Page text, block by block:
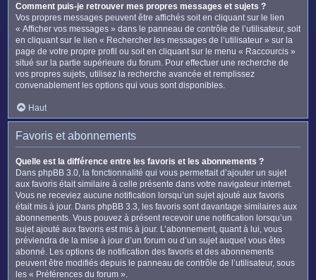
Comment puis-je retrouver mes propres messages et sujets ?
Vos propres messages peuvent être affichés soit en cliquant sur le lien
« Afficher vos messages » dans le panneau de contrôle de l’utilisateur, soit
en cliquant sur le lien « Rechercher les messages de l’utilisateur » sur la
page de votre propre profil ou soit en cliquant sur le menu « Raccourcis »
situé sur la partie supérieure du forum. Pour effectuer une recherche de
vos propres sujets, utilisez la recherche avancée et remplissez
convenablement les options qui vous sont disponibles.
Haut
Favoris et abonnements
Quelle est la différence entre les favoris et les abonnements ?
Dans phpBB 3.0, la fonctionnalité qui vous permettait d’ajouter un sujet
aux favoris était similaire à celle présente dans votre navigateur internet.
Vous ne receviez aucune notification lorsqu’un sujet ajouté aux favoris
était mis à jour. Dans phpBB 3.3, les favoris sont davantage similaires aux
abonnements. Vous pouvez à présent recevoir une notification lorsqu’un
sujet ajouté aux favoris est mis à jour. L’abonnement, quant à lui, vous
préviendra de la mise à jour d’un forum ou d’un sujet auquel vous êtes
abonné. Les options de notification des favoris et des abonnements
peuvent être modifiés depuis le panneau de contrôle de l’utilisateur, sous
les « Préférences du forum ».